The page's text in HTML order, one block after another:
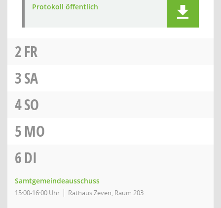
Protokoll öffentlich
2FR
3SA
4SO
5MO
6DI
Samtgemeindeausschuss
15:00-16:00 Uhr Rathaus Zeven, Raum 203